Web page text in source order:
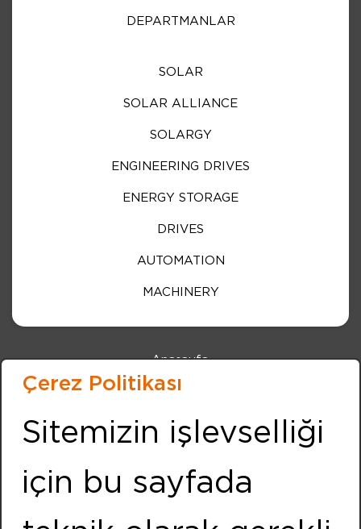
Çerez Politikası
Sitemizin işlevselliği
için bu sayfada
DEPARTMANLAR
SOLAR
SOLAR ALLIANCE
SOLARGY
ENGINEERING DRIVES
ENERGY STORAGE
DRIVES
AUTOMATION
MACHINERY
Anasayfa
Kurumsal
Haberler
İnsan Kaynakları